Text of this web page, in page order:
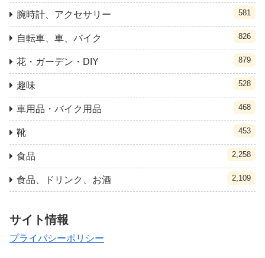
腕時計、アクセサリー 581
自転車、車、バイク 826
花・ガーデン・DIY 879
趣味 528
車用品・バイク用品 468
靴 453
食品 2,258
食品、ドリンク、お酒 2,109
サイト情報
プライバシーポリシー